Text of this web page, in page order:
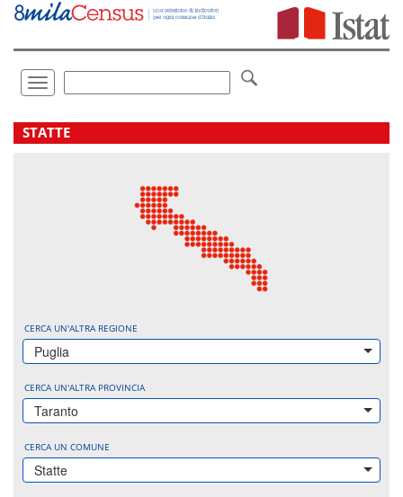
Vai
direttamente
Toggle
navigation
.
STATTE
CERCA UN'ALTRA REGIONE
Puglia
CERCA UN'ALTRA PROVINCIA
Taranto
CERCA UN COMUNE
Statte